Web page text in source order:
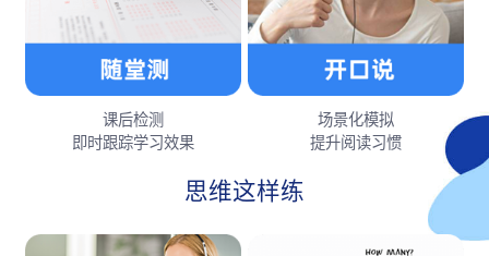
课后检测
即时跟踪学习效果
场景化模拟
提升阅读习惯
思维这样练